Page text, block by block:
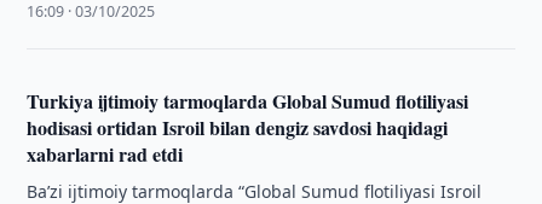
16:09 · 03/10/2025
Turkiya ijtimoiy tarmoqlarda Global Sumud flotiliyasi
hodisasi ortidan Isroil bilan dengiz savdosi haqidagi
xabarlarni rad etdi
Ba’zi ijtimoiy tarmoqlarda “Global Sumud flotiliyasi Isroil